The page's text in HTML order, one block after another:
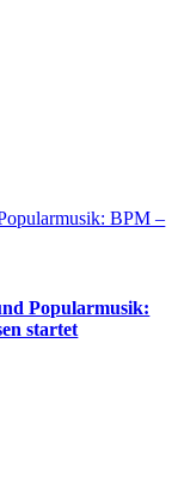
BPM –
Popularmusik:
startet